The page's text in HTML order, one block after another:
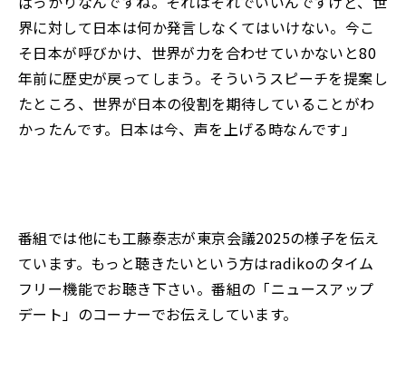
界に対して日本は何か発言しなくてはいけない。今こ
そ日本が呼びかけ、世界が力を合わせていかないと80
年前に歴史が戻ってしまう。そういうスピーチを提案し
たところ、世界が日本の役割を期待していることがわ
かったんです。日本は今、声を上げる時なんです」
番組では他にも工藤泰志が東京会議2025の様子を伝え
ています。もっと聴きたいという方はradikoのタイム
フリー機能でお聴き下さい。番組の「ニュースアップ
デート」のコーナーでお伝えしています。